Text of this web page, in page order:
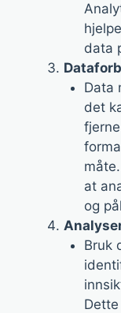
data
Data
det
at
og
Bruk